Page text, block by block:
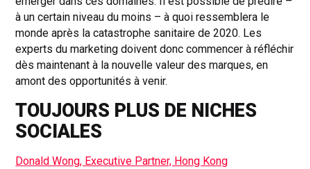
à un certain niveau du moins – à quoi ressemblera le
monde après la catastrophe sanitaire de 2020. Les
experts du marketing doivent donc commencer à réfléchir
dès maintenant à la nouvelle valeur des marques, en
amont des opportunités à venir.
TOUJOURS PLUS DE NICHES
SOCIALES
Donald Wong, Executive Partner, Hong Kong